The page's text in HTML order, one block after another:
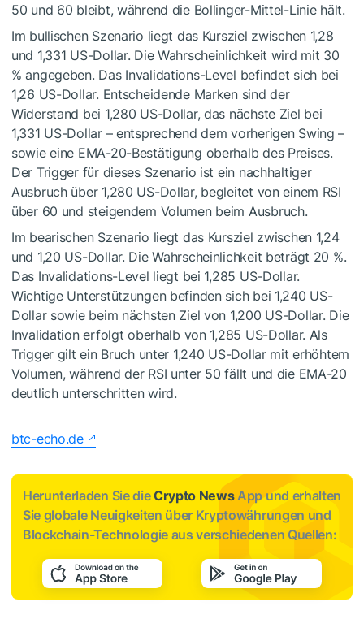
50 und 60 bleibt, während die Bollinger-Mittel-Linie hält.
Im bullischen Szenario liegt das Kursziel zwischen 1,28
und 1,331 US-Dollar. Die Wahrscheinlichkeit wird mit 30
% angegeben. Das Invalidations-Level befindet sich bei
1,26 US-Dollar. Entscheidende Marken sind der
Widerstand bei 1,280 US-Dollar, das nächste Ziel bei
1,331 US-Dollar – entsprechend dem vorherigen Swing –
sowie eine EMA-20-Bestätigung oberhalb des Preises.
Der Trigger für dieses Szenario ist ein nachhaltiger
Ausbruch über 1,280 US-Dollar, begleitet von einem RSI
über 60 und steigendem Volumen beim Ausbruch.
Im bearischen Szenario liegt das Kursziel zwischen 1,24
und 1,20 US-Dollar. Die Wahrscheinlichkeit beträgt 20 %.
Das Invalidations-Level liegt bei 1,285 US-Dollar.
Wichtige Unterstützungen befinden sich bei 1,240 US-
Dollar sowie beim nächsten Ziel von 1,200 US-Dollar. Die
Invalidation erfolgt oberhalb von 1,285 US-Dollar. Als
Trigger gilt ein Bruch unter 1,240 US-Dollar mit erhöhtem
Volumen, während der RSI unter 50 fällt und die EMA-20
deutlich unterschritten wird.
btc-echo.de
Herunterladen Sie dieCrypto NewsApp und erhalten
Sie globale Neuigkeiten über Kryptowährungen und
Blockchain-Technologie aus verschiedenen Quellen: